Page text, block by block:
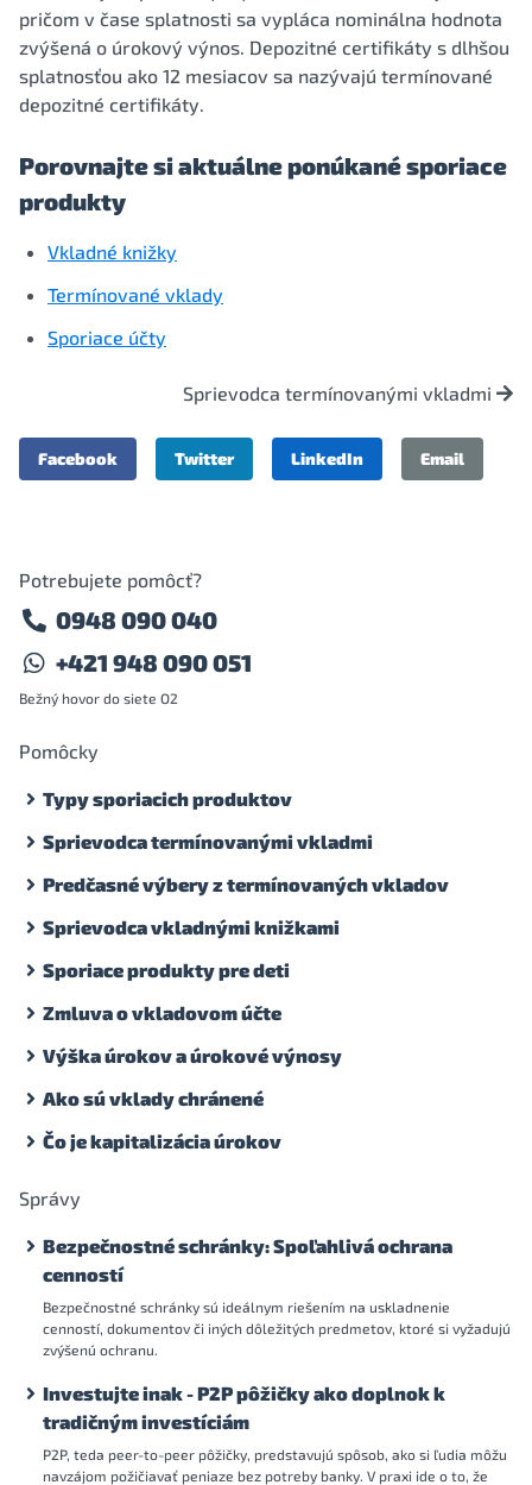
pričom v čase splatnosti sa vypláca nominálna hodnota
zvýšená o úrokový výnos. Depozitné certifikáty s dlhšou
splatnosťou ako 12 mesiacov sa nazývajú termínované
depozitné certifikáty.
Porovnajte si aktuálne ponúkané sporiace
produkty
Vkladné knižky
Termínované vklady
Sporiace účty
Sprievodca termínovanými vkladmi
Facebook Twitter LinkedIn Email
Potrebujete pomôcť?
0948 090 040
+421 948 090 051
Bežný hovor do siete O2
Pomôcky
Typy sporiacich produktov
Sprievodca termínovanými vkladmi
Predčasné výbery z termínovaných vkladov
Sprievodca vkladnými knižkami
Sporiace produkty pre deti
Zmluva o vkladovom účte
Výška úrokov a úrokové výnosy
Ako sú vklady chránené
Čo je kapitalizácia úrokov
Správy
Bezpečnostné schránky: Spoľahlivá ochrana
cenností
Bezpečnostné schránky sú ideálnym riešením na uskladnenie
cenností, dokumentov či iných dôležitých predmetov, ktoré si vyžadujú
zvýšenú ochranu.
Investujte inak - P2P pôžičky ako doplnok k
tradičným investíciám
P2P, teda peer-to-peer pôžičky, predstavujú spôsob, ako si ľudia môžu
navzájom požičiavať peniaze bez potreby banky. V praxi ide o to, že